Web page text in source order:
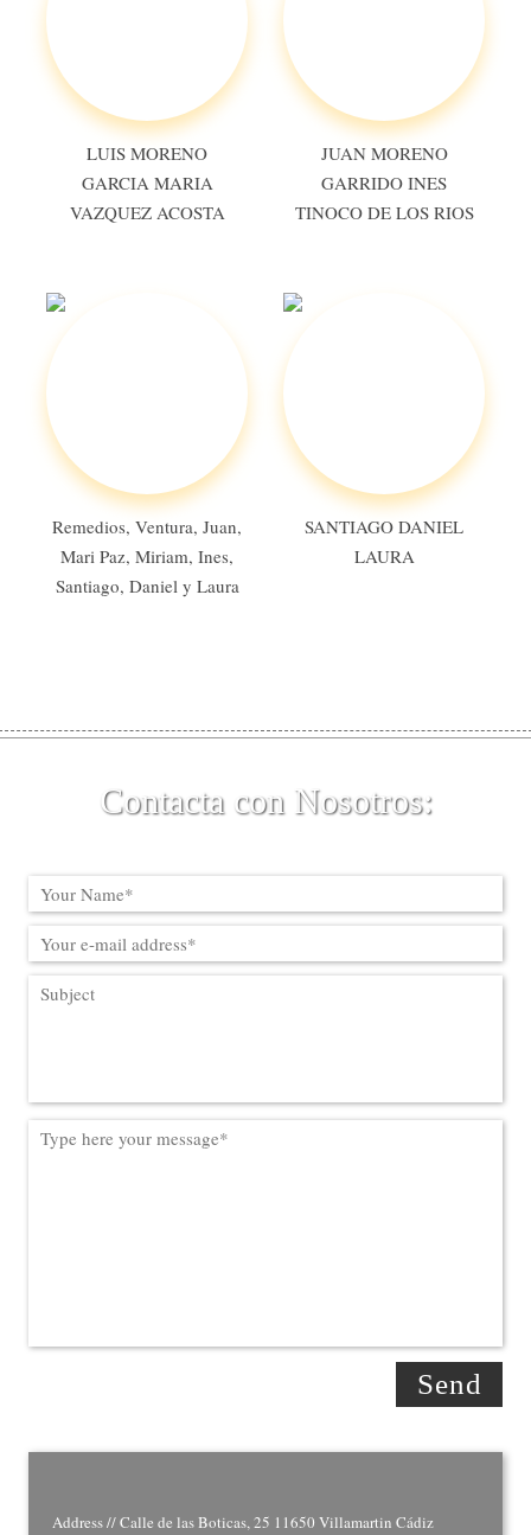
LUIS MORENO
GARCIA MARIA
VAZQUEZ ACOSTA
JUAN MORENO
GARRIDO INES
TINOCO DE LOS RIOS
Remedios, Ventura, Juan,
Mari Paz, Miriam, Ines,
Santiago, Daniel y Laura
SANTIAGO DANIEL
LAURA
Contacta con Nosotros:
Address // Calle de las Boticas, 25 11650 Villamartin Cádiz